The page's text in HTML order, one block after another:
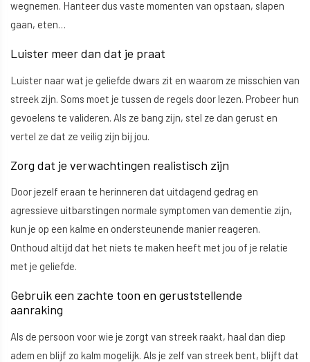
wegnemen. Hanteer dus vaste momenten van opstaan, slapen
gaan, eten…
Luister meer dan dat je praat
Luister naar wat je geliefde dwars zit en waarom ze misschien van
streek zijn. Soms moet je tussen de regels door lezen. Probeer hun
gevoelens te valideren. Als ze bang zijn, stel ze dan gerust en
vertel ze dat ze veilig zijn bij jou.
Zorg dat je verwachtingen realistisch zijn
Door jezelf eraan te herinneren dat uitdagend gedrag en
agressieve uitbarstingen normale symptomen van dementie zijn,
kun je op een kalme en ondersteunende manier reageren.
Onthoud altijd dat het niets te maken heeft met jou of je relatie
met je geliefde.
Gebruik een zachte toon en geruststellende
aanraking
Als de persoon voor wie je zorgt van streek raakt, haal dan diep
adem en blijf zo kalm mogelijk. Als je zelf van streek bent, blijft dat